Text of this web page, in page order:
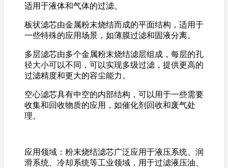
适用于液体和气体的过滤。
板状滤芯由金属粉末烧结而成的平面结构，适用于
一些特殊的应用场景，如薄膜过滤和固液分离。
多层滤芯由多个金属粉末烧结滤层组成，每层的孔
径大小可以不同，可以实现多级过滤，提供更高的
过滤精度和更大的容尘能力。
空心滤芯具有中空的内部结构，可以用于一些需要
收集和回收物质的应用，如催化剂回收和废气处
理。
应用领域：粉末烧结滤芯广泛应用于液压系统、润
滑系统、冷却系统等工业领域，用于过滤液压油、